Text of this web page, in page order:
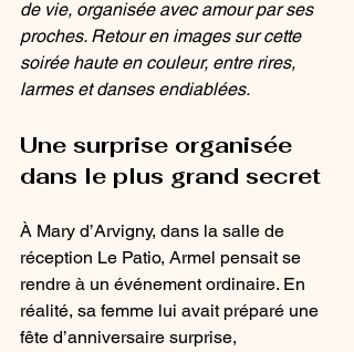
de vie, organisée avec amour par ses
proches. Retour en images sur cette
soirée haute en couleur, entre rires,
larmes et danses endiablées.
Une surprise organisée
dans le plus grand secret
À Mary d’Arvigny, dans la salle de
réception Le Patio, Armel pensait se
rendre à un événement ordinaire. En
réalité, sa femme lui avait préparé une
fête d’anniversaire surprise,